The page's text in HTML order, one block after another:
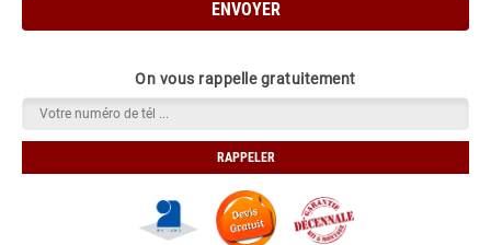
On vous rappelle gratuitement